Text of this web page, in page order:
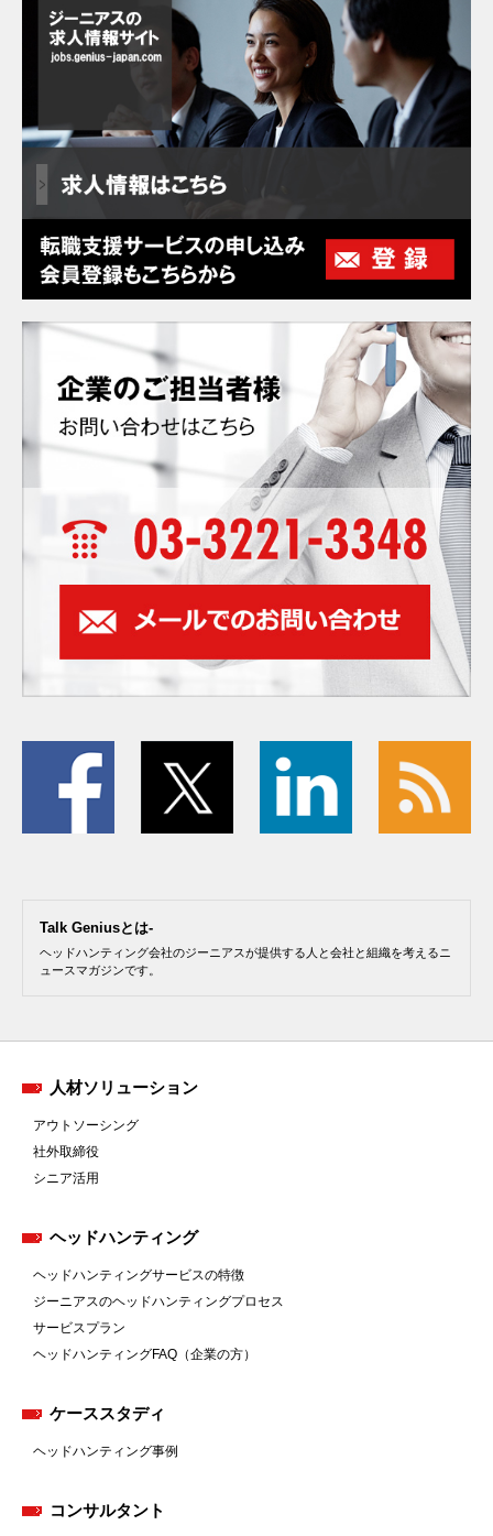
Talk Geniusとは-
ヘッドハンティング会社のジーニアスが提供する人と会社と組織を考えるニ
ュースマガジンです。
人材ソリューション
アウトソーシング
社外取締役
シニア活用
ヘッドハンティング
ヘッドハンティングサービスの特徴
ジーニアスのヘッドハンティングプロセス
サービスプラン
ヘッドハンティングFAQ（企業の方）
ケーススタディ
ヘッドハンティング事例
コンサルタント